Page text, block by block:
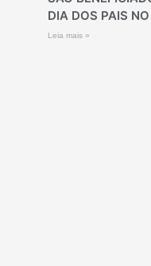
DIA DOS PAIS
Leia mais »